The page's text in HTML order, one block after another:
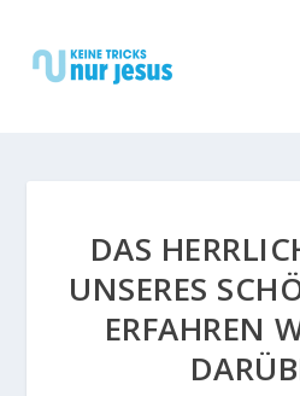
DAS
UNSERES
ERFAHREN